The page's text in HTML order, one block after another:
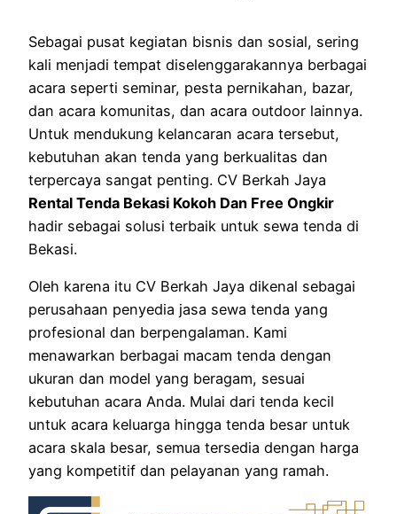
Sebagai pusat kegiatan bisnis dan sosial, sering
kali menjadi tempat diselenggarakannya berbagai
acara seperti seminar, pesta pernikahan, bazar,
dan acara komunitas, dan acara outdoor lainnya.
Untuk mendukung kelancaran acara tersebut,
kebutuhan akan tenda yang berkualitas dan
terpercaya sangat penting. CV Berkah Jaya
Rental Tenda Bekasi Kokoh Dan Free Ongkir
hadir sebagai solusi terbaik untuk sewa tenda di
Bekasi.
Oleh karena itu CV Berkah Jaya dikenal sebagai
perusahaan penyedia jasa sewa tenda yang
profesional dan berpengalaman. Kami
menawarkan berbagai macam tenda dengan
ukuran dan model yang beragam, sesuai
kebutuhan acara Anda. Mulai dari tenda kecil
untuk acara keluarga hingga tenda besar untuk
acara skala besar, semua tersedia dengan harga
yang kompetitif dan pelayanan yang ramah.